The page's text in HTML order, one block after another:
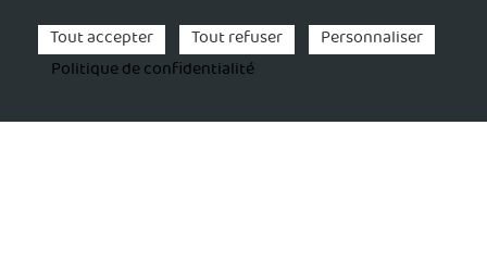
Se former
Tout accepter
Tout refuser
Personnaliser
Politique de confidentialité